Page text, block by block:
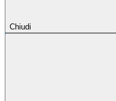
Chiudi